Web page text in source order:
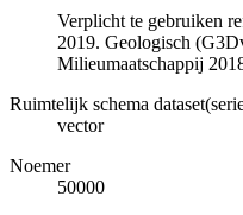
Verplicht te gebruiken
2019. Geologisch
Milieumaatschappij
Ruimtelijk schema
vector
Noemer
50000